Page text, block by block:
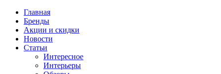
Главная
Бренды
Акции и скидки
Новости
Статьи
Интересное
Интерьеры